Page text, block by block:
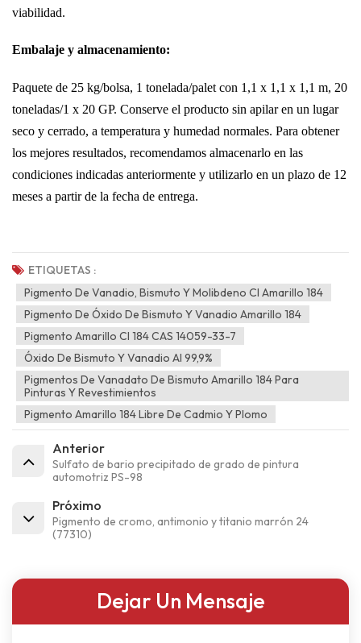
viabilidad.
Embalaje y almacenamiento:
Paquete de 25 kg/bolsa, 1 tonelada/palet con 1,1 x 1,1 x 1,1 m, 20
toneladas/1 x 20 GP. Conserve el producto sin apilar en un lugar
seco y cerrado, a temperatura y humedad normales. Para obtener
los mejores resultados, recomendamos almacenarlo en las
condiciones indicadas anteriormente y utilizarlo en un plazo de 12
meses a partir de la fecha de entrega.
ETIQUETAS :
Pigmento De Vanadio, Bismuto Y Molibdeno CI Amarillo 184
Pigmento De Óxido De Bismuto Y Vanadio Amarillo 184
Pigmento Amarillo CI 184 CAS 14059-33-7
Óxido De Bismuto Y Vanadio Al 99,9%
Pigmentos De Vanadato De Bismuto Amarillo 184 Para
Pinturas Y Revestimientos
Pigmento Amarillo 184 Libre De Cadmio Y Plomo
Anterior
Sulfato de bario precipitado de grado de pintura
automotriz PS-98
Próximo
Pigmento de cromo, antimonio y titanio marrón 24
(77310)
Dejar Un Mensaje